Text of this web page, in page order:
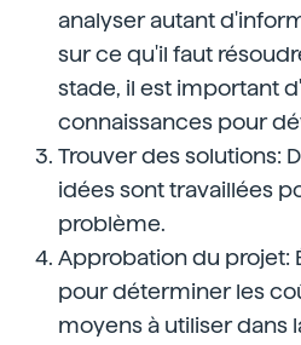
analyser autant
sur ce qu'il faut
stade, il est important
connaissances pour
Trouver des solutions:
idées sont travaillées
problème.
Approbation du projet:
pour déterminer les
moyens à utiliser dans